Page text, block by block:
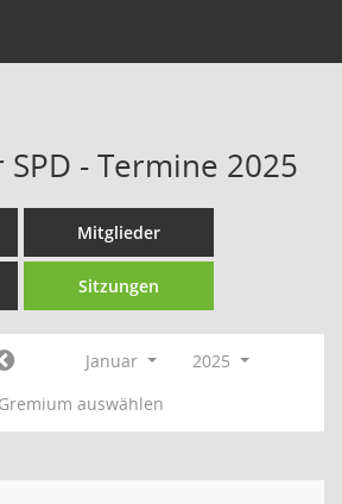
- Termine 2025
Mitglieder
Sitzungen
Januar
2025
Gremium auswählen